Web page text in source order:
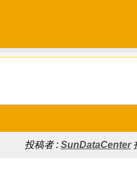
投稿者 : SunDataCenter